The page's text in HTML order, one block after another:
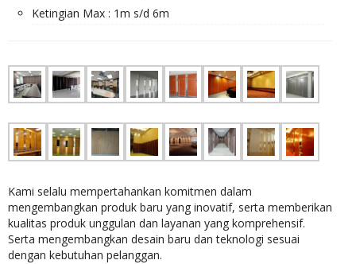
Ketingian Max : 1m s/d 6m
Kami selalu mempertahankan komitmen dalam
mengembangkan produk baru yang inovatif, serta memberikan
kualitas produk unggulan dan layanan yang komprehensif.
Serta mengembangkan desain baru dan teknologi sesuai
dengan kebutuhan pelanggan.